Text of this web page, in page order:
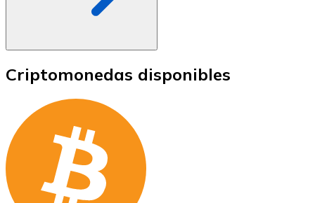
Criptomonedas disponibles